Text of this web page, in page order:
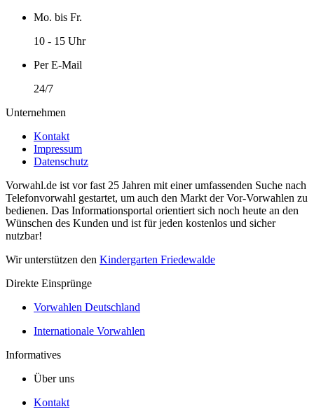
Mo. bis Fr.
10 - 15 Uhr
Per E-Mail
24/7
Unternehmen
Kontakt
Impressum
Datenschutz
Vorwahl.de ist vor fast 25 Jahren mit einer umfassenden Suche nach
Telefonvorwahl gestartet, um auch den Markt der Vor-Vorwahlen zu
bedienen. Das Informationsportal orientiert sich noch heute an den
Wünschen des Kunden und ist für jeden kostenlos und sicher
nutzbar!
Wir unterstützen den Kindergarten Friedewalde
Direkte Einsprünge
Vorwahlen Deutschland
Internationale Vorwahlen
Informatives
Über uns
Kontakt